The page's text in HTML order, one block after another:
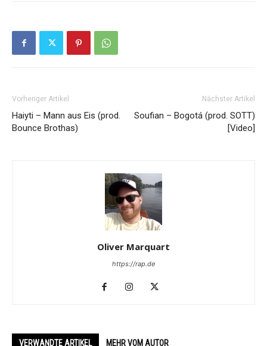
Vorheriger Artikel
Haiyti – Mann aus Eis (prod.
Bounce Brothas)
Nächster Artikel
Soufian – Bogotá (prod. SOTT)
[Video]
Oliver Marquart
https://rap.de
VERWANDTE ARTIKEL MEHR VOM AUTOR